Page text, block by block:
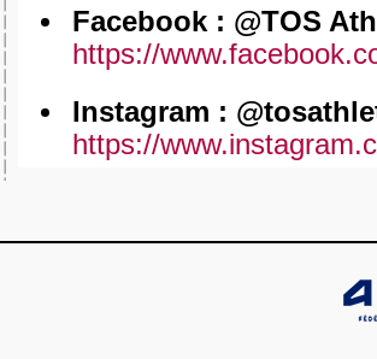
Facebook : @TOS
https://
Instagram :
https://